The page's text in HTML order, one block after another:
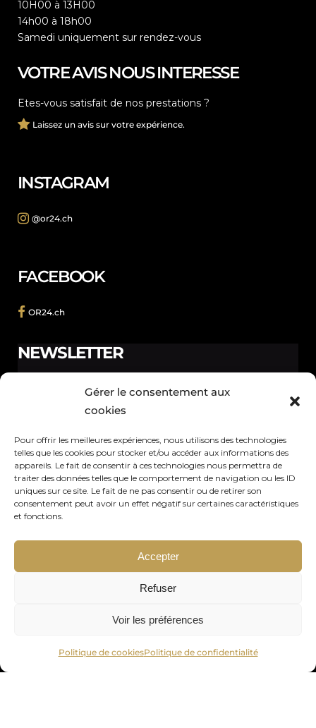
Gérer le consentement aux
cookies
Pour offrir les meilleures expériences, nous utilisons des technologies
telles que les cookies pour stocker et/ou accéder aux informations des
appareils. Le fait de consentir à ces technologies nous permettra de
traiter des données telles que le comportement de navigation ou les ID
uniques sur ce site. Le fait de ne pas consentir ou de retirer son
consentement peut avoir un effet négatif sur certaines caractéristiques
et fonctions.
Accepter
Refuser
Voir les préférences
Politique de cookiesPolitique de confidentialité
10H00 à 13H00
14h00 à 18h00
Samedi uniquement sur rendez-vous
VOTRE AVIS NOUS INTERESSE
Etes-vous satisfait de nos prestations ?
Laissez un avis sur votre expérience.
INSTAGRAM
@or24.ch
FACEBOOK
OR24.ch
NEWSLETTER
nous réservons à nos fidèles abonnés.
Votre adresse de messagerie est uniquement utilisée pour vous
envoyer notre lettre d'information ainsi que des informations
concernant nos activités. Vous pouvez à tout moment utiliser le lien
© OR24 – 2023